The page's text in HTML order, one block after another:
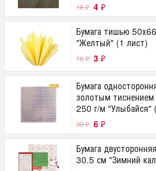
18₽ 4 ₽
Бумага тишью
"Желтый" (1 лист)
16₽ 3 ₽
Бумага
золотым
250 г/м "Улыбайся"
30₽ 6 ₽
Бумага
30.5 см "Зимний